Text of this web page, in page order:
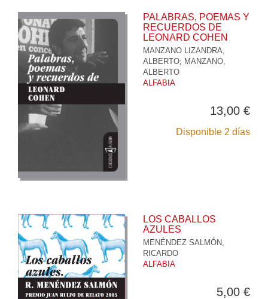
PALABRAS, POEMAS Y
RECUERDOS DE
LEONARD COHEN
MANZANO LIZANDRA,
ALBERTO; MANZANO,
ALBERTO
ALFABIA
13,00 €
Disponible 2 días
LOS CABALLOS
AZULES
MENÉNDEZ SALMÓN,
RICARDO
ALFABIA
5,00 €